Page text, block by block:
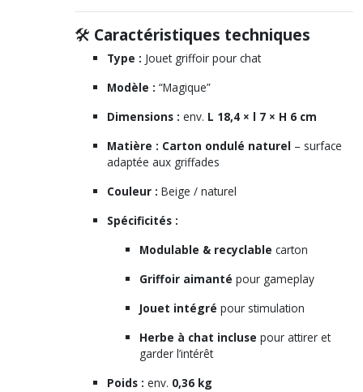
🛠️ Caractéristiques techniques
Type : Jouet griffoir pour chat
Modèle : “Magique”
Dimensions : env. L 18,4 × l 7 × H 6 cm
Matière : Carton ondulé naturel – surface
adaptée aux griffades
Couleur : Beige / naturel
Spécificités :
Modulable & recyclable carton
Griffoir aimanté pour gameplay
Jouet intégré pour stimulation
Herbe à chat incluse pour attirer et
garder l’intérêt
Poids : env. 0,36 kg